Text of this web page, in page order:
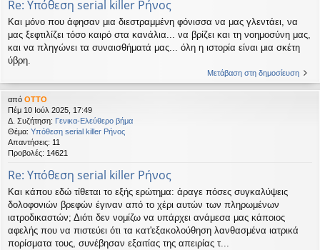
Re: Υπόθεση serial killer Ρήνος
Και μόνο που άφησαν μια διεστραμμένη φόνισσα να μας γλεντάει, να
μας ξεφτιλίζει τόσο καιρό στα κανάλια... να βρίζει και τη νοημοσύνη μας,
και να πληγώνει τα συναισθήματά μας... όλη η ιστορία είναι μια σκέτη
ύβρη.
Μετάβαση στη δημοσίευση
από OTTO
Πέμ 10 Ιούλ 2025, 17:49
Δ. Συζήτηση: Γενικα-Ελεύθερο βήμα
Θέμα: Υπόθεση serial killer Ρήνος
Απαντήσεις: 11
Προβολές: 14621
Re: Υπόθεση serial killer Ρήνος
Και κάπου εδώ τίθεται το εξής ερώτημα: άραγε πόσες συγκαλύψεις
δολοφονιών βρεφών έγιναν από το χέρι αυτών των πληρωμένων
ιατροδικαστών; Διότι δεν νομίζω να υπάρχει ανάμεσα μας κάποιος
αφελής που να πιστεύει ότι τα κατ'εξακολούθηση λανθασμένα ιατρικά
πορίσματα τους, συνέβησαν εξαιτίας της απειρίας τ...